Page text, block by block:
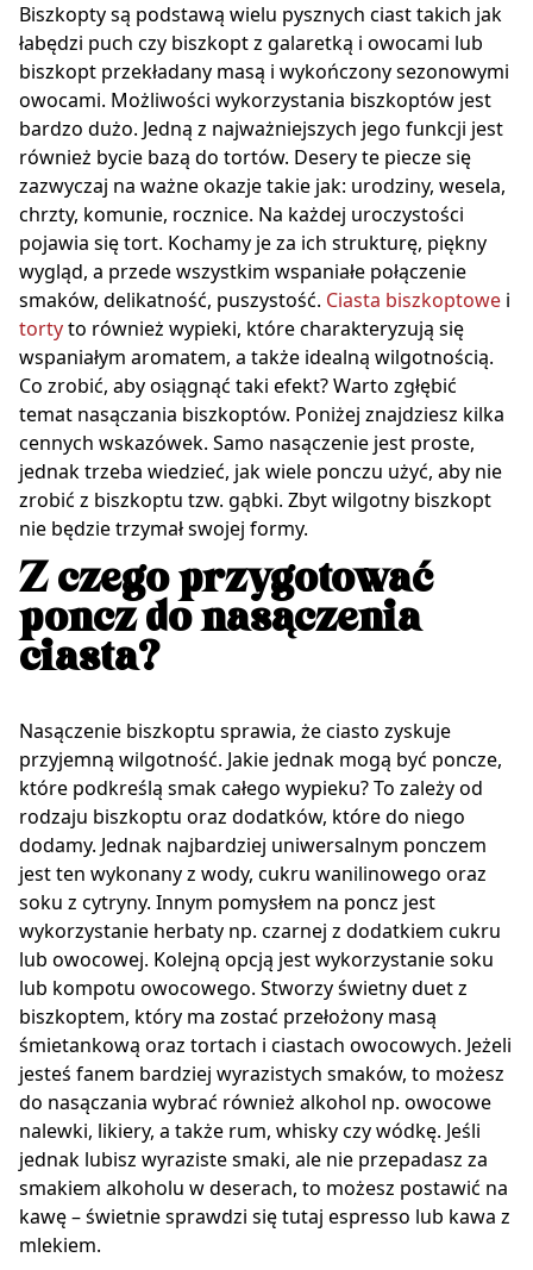
Biszkopty są podstawą wielu pysznych ciast takich jak
łabędzi puch czy biszkopt z galaretką i owocami lub
biszkopt przekładany masą i wykończony sezonowymi
owocami. Możliwości wykorzystania biszkoptów jest
bardzo dużo. Jedną z najważniejszych jego funkcji jest
również bycie bazą do tortów. Desery te piecze się
zazwyczaj na ważne okazje takie jak: urodziny, wesela,
chrzty, komunie, rocznice. Na każdej uroczystości
pojawia się tort. Kochamy je za ich strukturę, piękny
wygląd, a przede wszystkim wspaniałe połączenie
smaków, delikatność, puszystość. Ciasta biszkoptowe i
tortyto również wypieki, które charakteryzują się
wspaniałym aromatem, a także idealną wilgotnością.
Co zrobić, aby osiągnąć taki efekt? Warto zgłębić
temat nasączania biszkoptów. Poniżej znajdziesz kilka
cennych wskazówek. Samo nasączenie jest proste,
jednak trzeba wiedzieć, jak wiele ponczu użyć, aby nie
zrobić z biszkoptu tzw. gąbki. Zbyt wilgotny biszkopt
nie będzie trzymał swojej formy.
Z czego przygotować
poncz do nasączenia
ciasta?
Nasączenie biszkoptu sprawia, że ciasto zyskuje
przyjemną wilgotność. Jakie jednak mogą być poncze,
które podkreślą smak całego wypieku? To zależy od
rodzaju biszkoptu oraz dodatków, które do niego
dodamy. Jednak najbardziej uniwersalnym ponczem
jest ten wykonany z wody, cukru wanilinowego oraz
soku z cytryny. Innym pomysłem na poncz jest
wykorzystanie herbaty np. czarnej z dodatkiem cukru
lub owocowej. Kolejną opcją jest wykorzystanie soku
lub kompotu owocowego. Stworzy świetny duet z
biszkoptem, który ma zostać przełożony masą
śmietankową oraz tortach i ciastach owocowych. Jeżeli
jesteś fanem bardziej wyrazistych smaków, to możesz
do nasączania wybrać również alkohol np. owocowe
nalewki, likiery, a także rum, whisky czy wódkę. Jeśli
jednak lubisz wyraziste smaki, ale nie przepadasz za
smakiem alkoholu w deserach, to możesz postawić na
kawę – świetnie sprawdzi się tutaj espresso lub kawa z
mlekiem.